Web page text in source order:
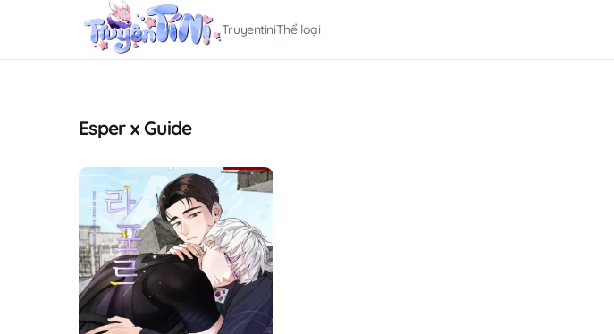
TruyentiniThể loại
Esper x Guide